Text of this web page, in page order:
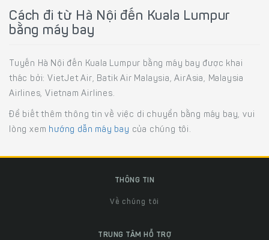
Cách đi từ Hà Nội đến Kuala Lumpur
bằng máy bay
Tuyến Hà Nội đến Kuala Lumpur bằng máy bay được khai
thác bởi: VietJet Air, Batik Air Malaysia, AirAsia, Malaysia
Airlines, Vietnam Airlines.
Để biết thêm thông tin về việc di chuyển bằng máy bay, vui
lòng xem hướng dẫn máy bay của chúng tôi.
THÔNG TIN
Về chúng tôi
TRUNG TÂM HỖ TRỢ